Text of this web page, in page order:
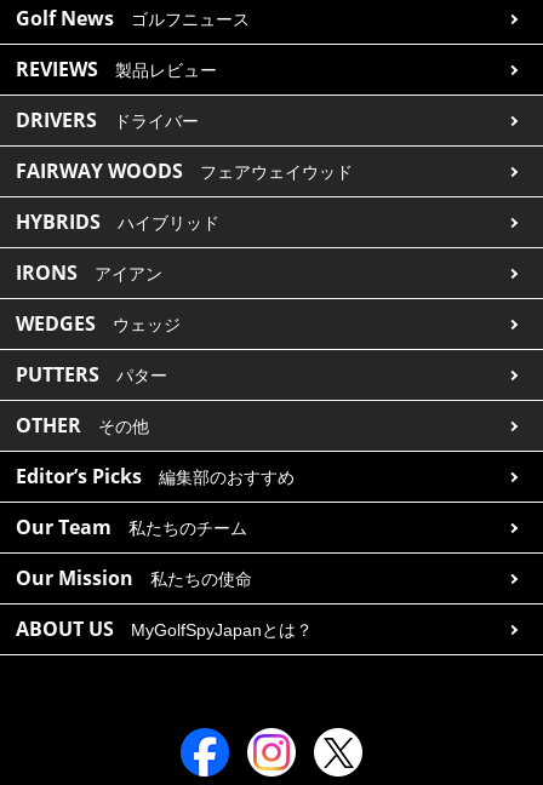
Golf News ゴルフニュース
REVIEWS 製品レビュー
DRIVERS ドライバー
FAIRWAY WOODS フェアウェイウッド
HYBRIDS ハイブリッド
IRONS アイアン
WEDGES ウェッジ
PUTTERS パター
OTHER その他
Editor’s Picks 編集部のおすすめ
Our Team 私たちのチーム
Our Mission 私たちの使命
ABOUT US MyGolfSpyJapanとは？